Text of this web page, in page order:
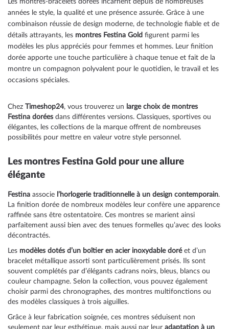
actuellement
la
Les montres-bracelets dorées incarnent depuis de nombreuses
années le style, la qualité et une présence assurée. Grâce à une
combinaison réussie de design moderne, de technologie fiable et de
détails attrayants, les montres Festina Gold figurent parmi les
modèles les plus appréciés pour femmes et hommes. Leur finition
dorée apporte une touche particulière à chaque tenue et fait de la
montre un compagnon polyvalent pour le quotidien, le travail et les
occasions spéciales.
Chez Timeshop24, vous trouverez un large choix de montres
Festina dorées dans différentes versions. Classiques, sportives ou
élégantes, les collections de la marque offrent de nombreuses
possibilités pour mettre en valeur votre style personnel.
Les montres Festina Gold pour une allure
élégante
Festina associe l’horlogerie traditionnelle à un design contemporain.
La finition dorée de nombreux modèles leur confère une apparence
raffinée sans être ostentatoire. Ces montres se marient ainsi
parfaitement aussi bien avec des tenues formelles qu’avec des looks
décontractés.
Les modèles dotés d’un boîtier en acier inoxydable doréet d’un
bracelet métallique assorti sont particulièrement prisés. Ils sont
souvent complétés par d’élégants cadrans noirs, bleus, blancs ou
couleur champagne. Selon la collection, vous pouvez également
choisir parmi des chronographes, des montres multifonctions ou
des modèles classiques à trois aiguilles.
Grâce à leur fabrication soignée, ces montres séduisent non
seulement par leur esthétique, mais aussi par leur adaptation à un